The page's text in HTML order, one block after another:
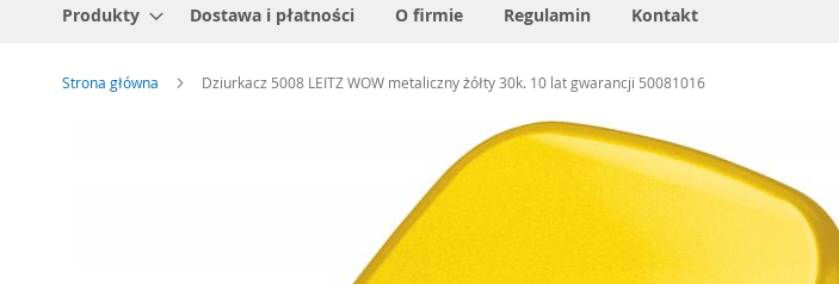
Produkty Dostawa i płatności O firmie Regulamin Kontakt
Strona główna Dziurkacz 5008 LEITZ WOW metaliczny żółty 30k. 10 lat gwarancji 50081016